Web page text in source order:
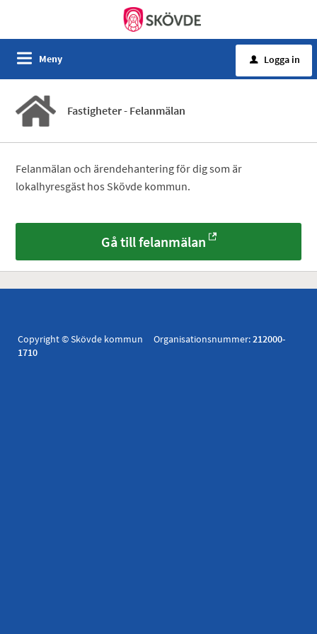
Meny u Logga in
Fastigheter - Felanmälan
Felanmälan och ärendehantering för dig som är
lokalhyresgäst hos Skövde kommun.
Gå till felanmälan
Copyright © Skövde kommun Organisationsnummer:212000-
1710